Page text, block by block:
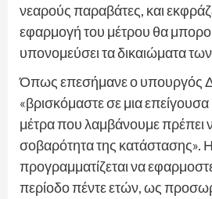
νεαρούς παραβάτες, και
εφαρμογή του μέτρου θα
υπονομεύσει τα δικαιώματα
Όπως επεσήμανε ο υπουργός
«βρισκόμαστε σε μια
μέτρα που λαμβάνουμε πρέπει
σοβαρότητα της κατάστασης».
προγραμματίζεται να
περίοδο πέντε ετών, ως